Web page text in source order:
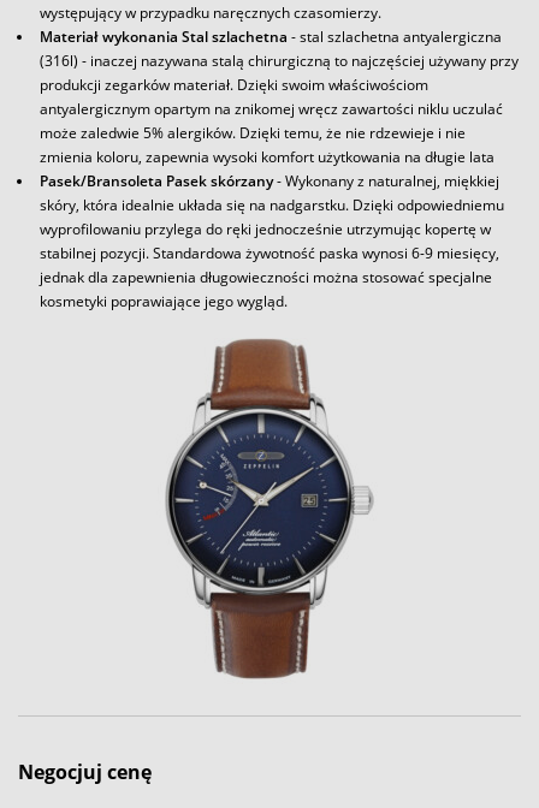
występujący w przypadku naręcznych czasomierzy.
Materiał wykonania Stal szlachetna - stal szlachetna antyalergiczna
(316l) - inaczej nazywana stalą chirurgiczną to najczęściej używany przy
produkcji zegarków materiał. Dzięki swoim właściwościom
antyalergicznym opartym na znikomej wręcz zawartości niklu uczulać
może zaledwie 5% alergików. Dzięki temu, że nie rdzewieje i nie
zmienia koloru, zapewnia wysoki komfort użytkowania na długie lata
Pasek/Bransoleta Pasek skórzany- Wykonany z naturalnej, miękkiej
skóry, która idealnie układa się na nadgarstku. Dzięki odpowiedniemu
wyprofilowaniu przylega do ręki jednocześnie utrzymując kopertę w
stabilnej pozycji. Standardowa żywotność paska wynosi 6-9 miesięcy,
jednak dla zapewnienia długowieczności można stosować specjalne
kosmetyki poprawiające jego wygląd.
Negocjuj cenę